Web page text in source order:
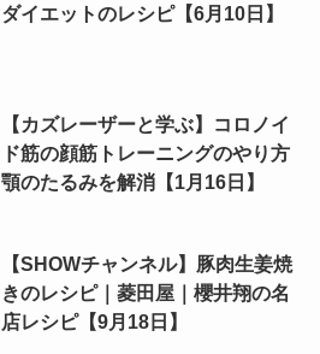
ダイエットのレシピ【6月10日】
【カズレーザーと学ぶ】コロノイ
ド筋の顔筋トレーニングのやり方
顎のたるみを解消【1月16日】
【SHOWチャンネル】豚肉生姜焼
きのレシピ｜菱田屋｜櫻井翔の名
店レシピ【9月18日】